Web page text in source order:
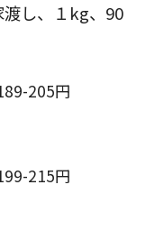
渡し、１kg、90
205円
215円